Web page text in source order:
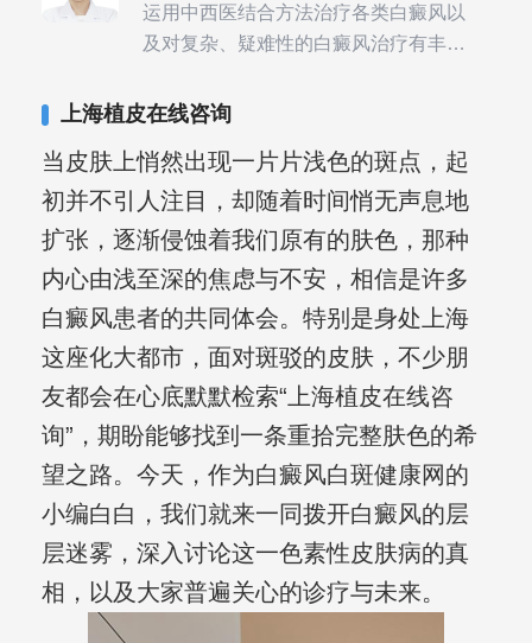
运用中西医结合方法治疗各类白癜风以
及对复杂、疑难性的白癜风治疗有丰富
合巩固用药的调理，并对白癜风患者的
导，全方位帮助患者康复。
上海植皮在线咨询
当皮肤上悄然出现一片片浅色的斑点，起
初并不引人注目，却随着时间悄无声息地
扩张，逐渐侵蚀着我们原有的肤色，那种
内心由浅至深的焦虑与不安，相信是许多
白癜风患者的共同体会。特别是身处上海
这座化大都市，面对斑驳的皮肤，不少朋
友都会在心底默默检索“上海植皮在线咨
询”，期盼能够找到一条重拾完整肤色的希
望之路。今天，作为白癜风白斑健康网的
小编白白，我们就来一同拨开白癜风的层
层迷雾，深入讨论这一色素性皮肤病的真
相，以及大家普遍关心的诊疗与未来。